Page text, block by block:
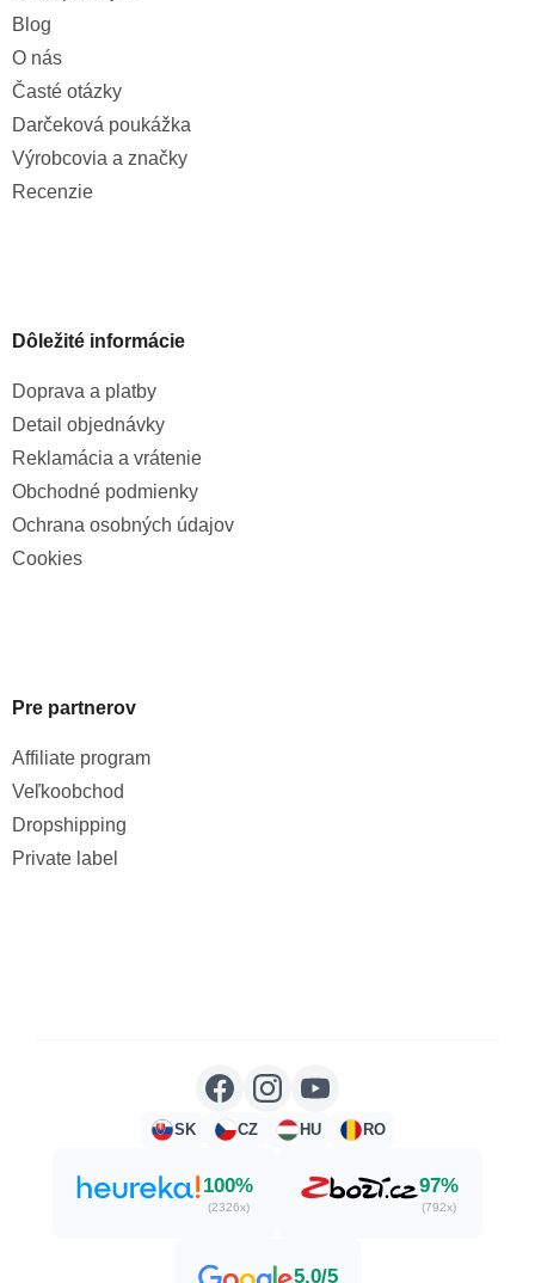
Blog
O nás
Časté otázky
Darčeková poukážka
Výrobcovia a značky
Recenzie
Dôležité informácie
Doprava a platby
Detail objednávky
Reklamácia a vrátenie
Obchodné podmienky
Ochrana osobných údajov
Cookies
Pre partnerov
Affiliate program
Veľkoobchod
Dropshipping
Private label
SK CZ HU RO
100%
(2326x)
97%
(792x)
5,0/5